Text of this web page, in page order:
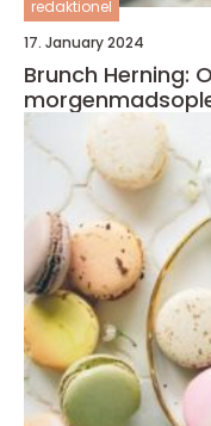
redaktionel
17. January 2024
Brunch Herning: